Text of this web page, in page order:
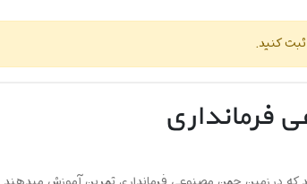
کنید.
فرمانداری